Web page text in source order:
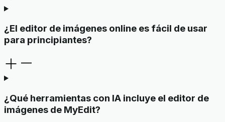
¿El editor de imágenes online es fácil de usar
para principiantes?
¿Qué herramientas con IA incluye el editor de
imágenes de MyEdit?